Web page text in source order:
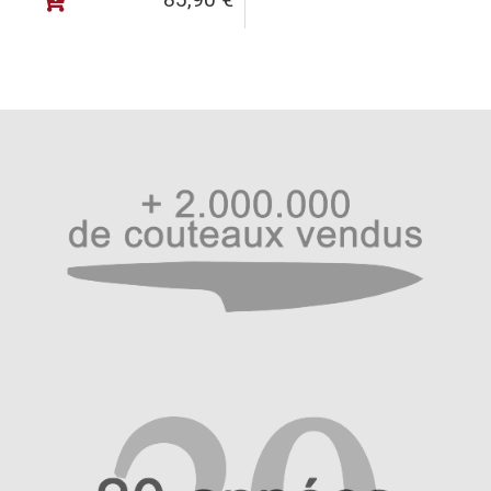
aussi de faciliter le réaffûtage. Pour un professionnel,
cette caractéristique est essentielle : un couteau capable
son tranchant qui fait toute la différence dans un
environnement de travail exigeant.
Une gamme complète de couteaux
d’expérience, Masahiro propose une gamme complète
répondant aux besoins des bouchers, charcutiers,
abattoirs et ateliers de transformation.